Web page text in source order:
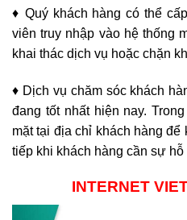
♦ Quý khách hàng có thể
viên truy nhập vào hệ thống
khai thác dịch vụ hoặc chặn
♦ Dịch vụ chăm sóc khách
đang tốt nhất hiện nay.
mặt tại địa chỉ khách hàng
tiếp khi khách hàng cần sự hỗ
INTERNET